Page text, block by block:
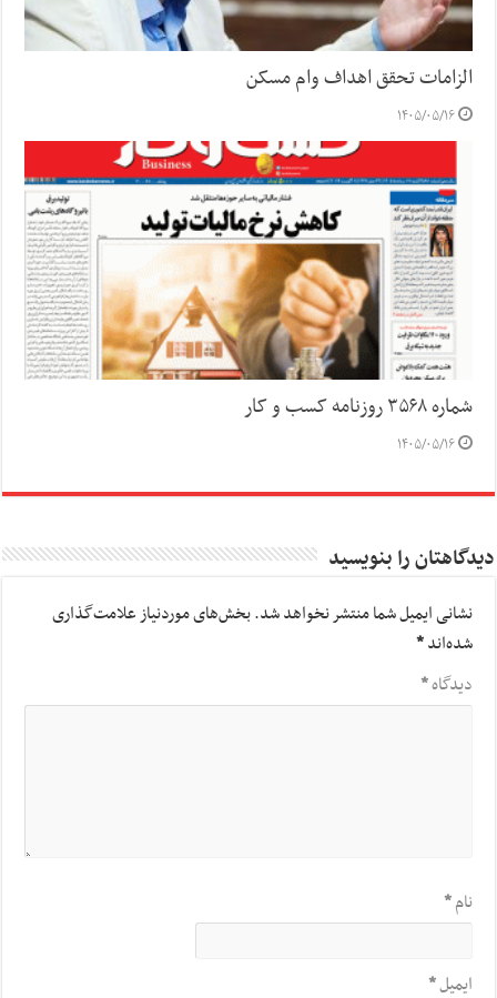
الزامات تحقق اهداف وام مسکن
۱۴۰۵/۰۵/۱۶
شماره ۳۵۶۸ روزنامه کسب و کار
۱۴۰۵/۰۵/۱۶
دیدگاهتان را بنویسید
نشانی ایمیل شما منتشر نخواهد شد.بخش‌های موردنیاز علامت‌گذاری
شده‌اند*
دیدگاه*
نام*
ایمیل*